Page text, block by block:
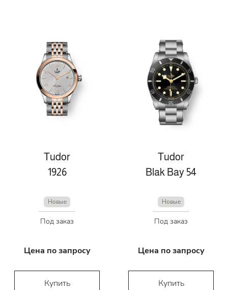
Tudor
1926
Новые
Под заказ
Цена по запросу
Купить
Tudor
Blak Bay 54
Новые
Под заказ
Цена по запросу
Купить